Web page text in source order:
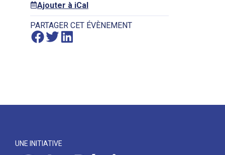
Ajouter à iCal
PARTAGER CET ÉVÈNEMENT
UNE INITIATIVE